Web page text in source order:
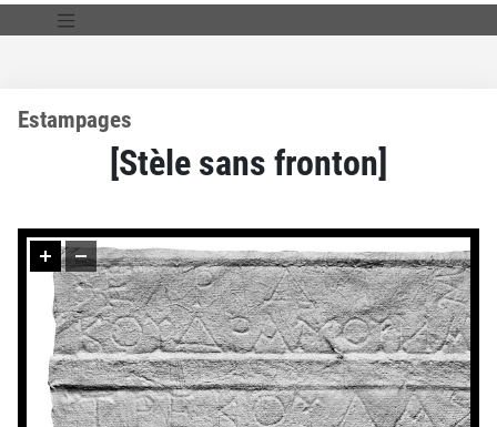
Estampages
[Stèle sans fronton]